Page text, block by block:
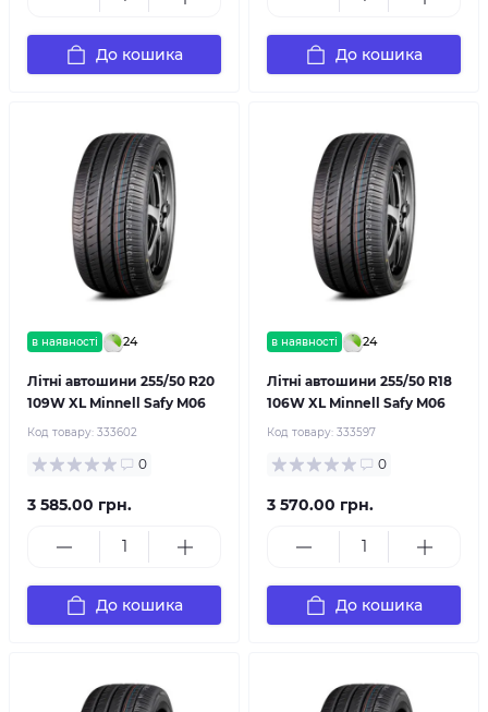
До кошика До кошика
в наявності 24
Літні автошини 255/50 R20
109W XL Minnell Safy M06
Код товару: 333602
0
3 585.00 грн.
До кошика
в наявності 24
Літні автошини 255/50 R18
106W XL Minnell Safy M06
Код товару: 333597
0
3 570.00 грн.
До кошика